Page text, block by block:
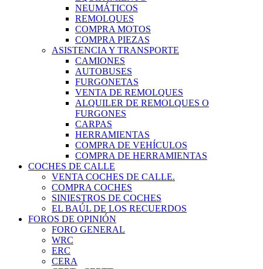
NEUMÁTICOS
REMOLQUES
COMPRA MOTOS
COMPRA PIEZAS
ASISTENCIA Y TRANSPORTE
CAMIONES
AUTOBUSES
FURGONETAS
VENTA DE REMOLQUES
ALQUILER DE REMOLQUES O
FURGONES
CARPAS
HERRAMIENTAS
COMPRA DE VEHÍCULOS
COMPRA DE HERRAMIENTAS
COCHES DE CALLE
VENTA COCHES DE CALLE.
COMPRA COCHES
SINIESTROS DE COCHES
EL BAÚL DE LOS RECUERDOS
FOROS DE OPINIÓN
FORO GENERAL
WRC
ERC
CERA